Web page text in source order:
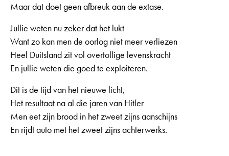
Maar dat doet geen afbreuk aan de extase.
Jullie weten nu zeker dat het lukt
Want zo kan men de oorlog niet meer verliezen
Heel Duitsland zit vol overtollige levenskracht
En jullie weten die goed te exploiteren.
Dit is de tijd van het nieuwe licht,
Het resultaat na al die jaren van Hitler
Men eet zijn brood in het zweet zijns aanschijns
En rijdt auto met het zweet zijns achterwerks.